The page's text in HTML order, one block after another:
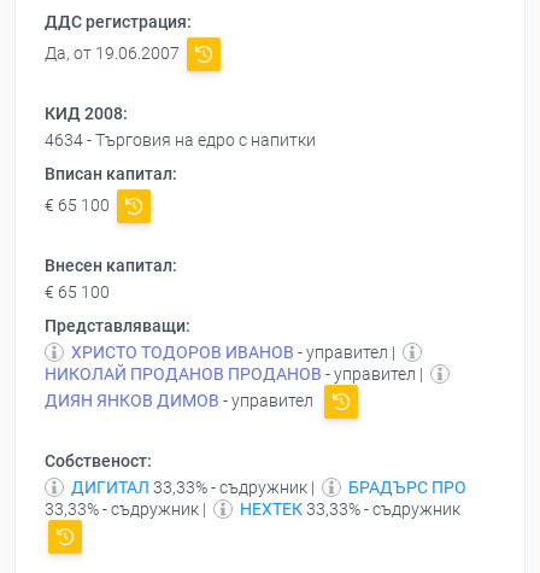
ДДС регистрация:
Да, от 19.06.2007
КИД 2008:
4634 - Търговия на едро с напитки
Вписан капитал:
€ 65 100
Внесен капитал:
€ 65 100
Представляващи:
ХРИСТО ТОДОРОВ ИВАНОВ - управител |
НИКОЛАЙ ПРОДАНОВ ПРОДАНОВ - управител |
ДИЯН ЯНКОВ ДИМОВ - управител
Собственост:
ДИГИТАЛ 33,33% - съдружник |
БРАДЪРС ПРО
33,33% - съдружник |
НЕХТЕК33,33% - съдружник